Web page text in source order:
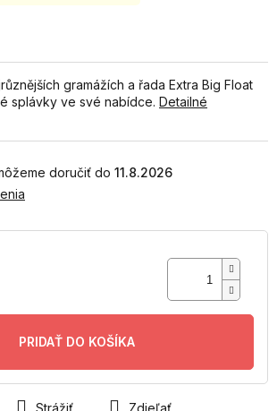
11.8.2026
PRIDAŤ DO KOŠÍKA
gramážích a řada Extra Big Float
splávky ve své nabídce. Detailné